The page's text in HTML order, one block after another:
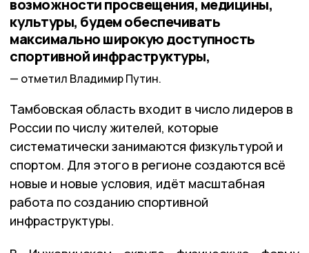
возможности просвещения, медицины,
культуры, будем обеспечивать
максимально широкую доступность
спортивной инфраструктуры,
отметил Владимир Путин.
Тамбовская область входит в число лидеров в
России по числу жителей, которые
систематически занимаются физкультурой и
спортом. Для этого в регионе создаются всё
новые и новые условия, идёт масштабная
работа по созданию спортивной
инфраструктуры.